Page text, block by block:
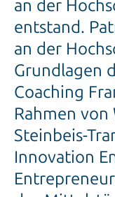
an der
entstand.
an der
Grundlagen
Coaching
Rahmen von
Steinbeis-
Innovation